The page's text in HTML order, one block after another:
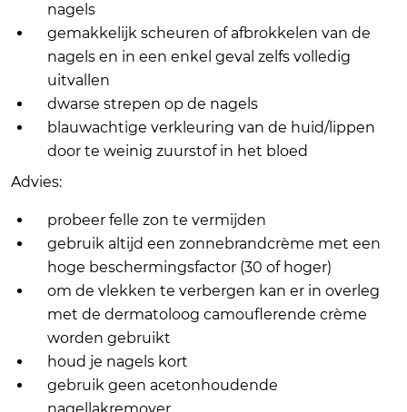
nagels
gemakkelijk scheuren of afbrokkelen van de
nagels en in een enkel geval zelfs volledig
uitvallen
dwarse strepen op de nagels
blauwachtige verkleuring van de huid/lippen
door te weinig zuurstof in het bloed
Advies:
probeer felle zon te vermijden
gebruik altijd een zonnebrandcrème met een
hoge beschermingsfactor (30 of hoger)
om de vlekken te verbergen kan er in overleg
met de dermatoloog camouflerende crème
worden gebruikt
houd je nagels kort
gebruik geen acetonhoudende